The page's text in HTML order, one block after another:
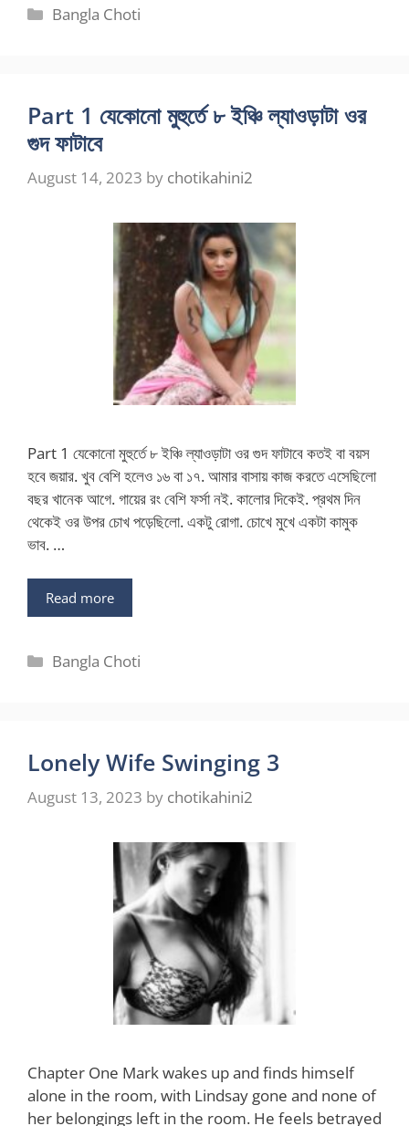
Categories
Bangla Choti
Part 1 যেকোনো মুহুর্তে ৮ ইঞ্চি ল্যাওড়াটা ওর
গুদ ফাটাবে
August 14, 2023 by chotikahini2
Part 1 যেকোনো মুহুর্তে ৮ ইঞ্চি ল্যাওড়াটা ওর গুদ ফাটাবে কতই বা বয়স
হবে জয়ার. খুব বেশি হলেও ১৬ বা ১৭. আমার বাসায় কাজ করতে এসেছিলো
বছর খানেক আগে. গায়ের রং বেশি ফর্সা নই. কালোর দিকেই. প্রথম দিন
থেকেই ওর উপর চোখ পড়েছিলো. একটু রোগা. চোখে মুখে একটা কামুক
ভাব. …
Read more
Categories
Bangla Choti
Lonely Wife Swinging 3
August 13, 2023 by chotikahini2
Chapter One Mark wakes up and finds himself
alone in the room, with Lindsay gone and none of
her belongings left in the room. He feels betrayed